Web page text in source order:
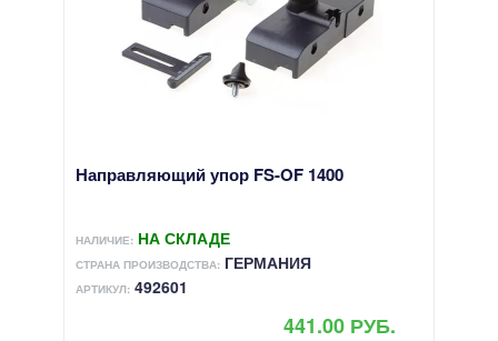
Направляющий упор FS-OF 1400
НАЛИЧИЕ: НА СКЛАДЕ
СТРАНА ПРОИЗВОДСТВА:ГЕРМАНИЯ
АРТИКУЛ:492601
441.00 РУБ.